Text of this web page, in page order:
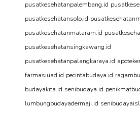
pusatkesehatanpalembang.id
pusatkesehatansolo.id
pusatkesehatanmataram.id
pusatkesehatansingkawang.id
pusatkesehatanpalangkaraya.id
farmasiuad.id pecintabudaya.id
budayakita.id senibudaya.id
lumbungbudayadermaji.id